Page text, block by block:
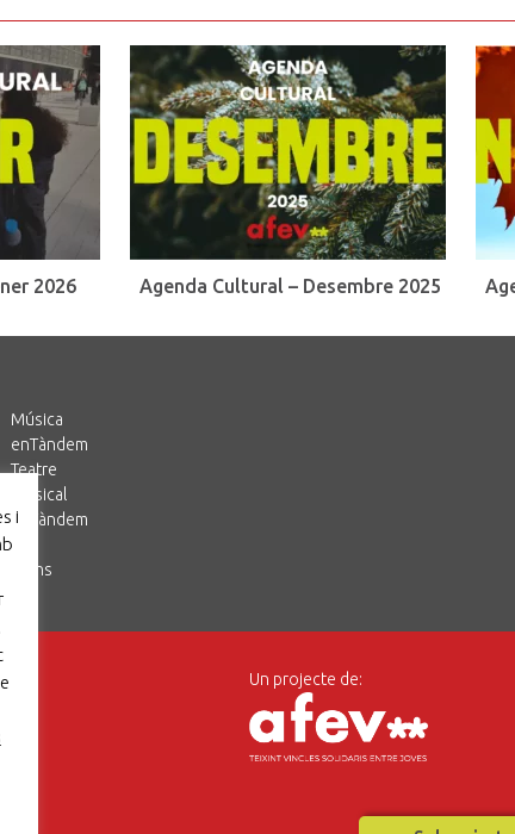
2026 Agenda Cultural – Desembre 2025
Música
enTàndem
Teatre
Musical
enTàndem
Un projecte de:
i